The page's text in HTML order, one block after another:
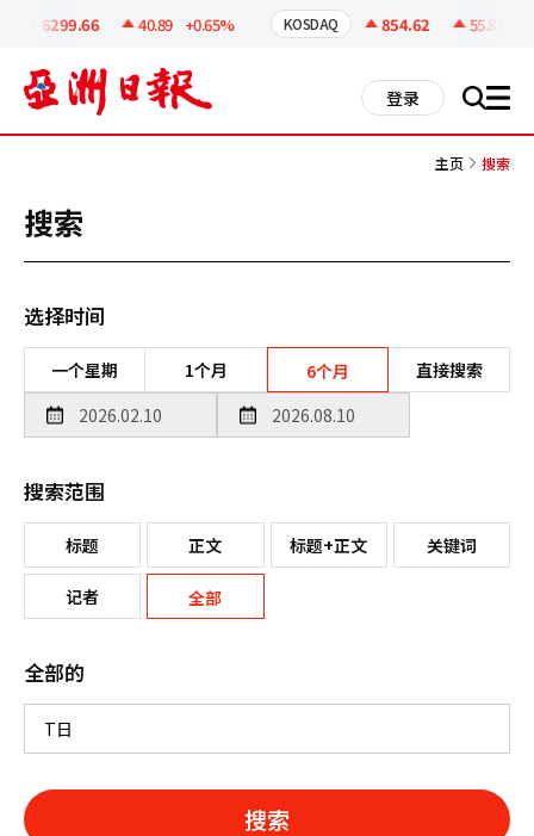
6299.66 40.89 +0.65% KOSDAQ 854.62 55.81
登录 搜 all
主页 搜索
搜索
选择时间
一个星期 1个月 6个月 直接搜索
搜索范围
标题 正文 标题+正文 关键词
记者 全部
全部的
搜索